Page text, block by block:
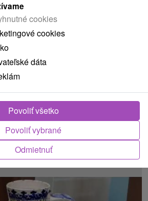
nám chcete odporučiť novú atrakciu
cookies
cookies
dáta
Odmietnuť
Povoliť vybrané
Povoliť všetko